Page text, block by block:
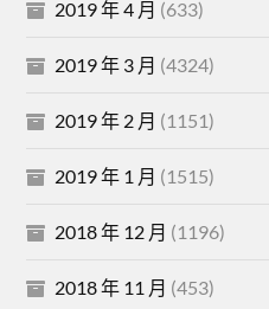
2019 年 4 月 (633)
2019 年 3 月 (4324)
2019 年 2 月 (1151)
2019 年 1 月 (1515)
2018 年 12 月 (1196)
2018 年 11 月 (453)